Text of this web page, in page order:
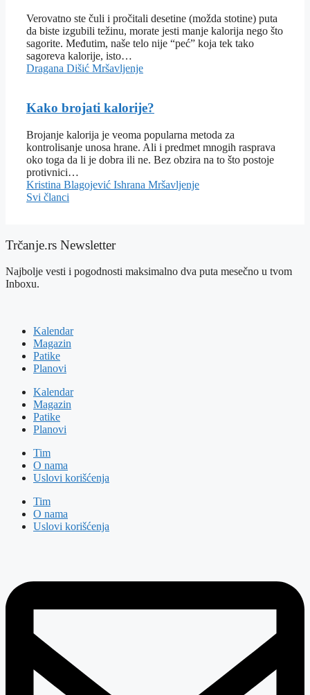
Verovatno ste čuli i pročitali desetine (možda stotine) puta
da biste izgubili težinu, morate jesti manje kalorija nego što
sagorite. Međutim, naše telo nije “peć” koja tek tako
sagoreva kalorije, isto…
Dragana Dišić Mršavljenje
Kako brojati kalorije?
Brojanje kalorija je veoma popularna metoda za
kontrolisanje unosa hrane. Ali i predmet mnogih rasprava
oko toga da li je dobra ili ne. Bez obzira na to što postoje
protivnici…
Kristina Blagojević Ishrana Mršavljenje
Svi članci
Trčanje.rs Newsletter
Najbolje vesti i pogodnosti maksimalno dva puta mesečno u tvom
Inboxu.
Kalendar
Magazin
Patike
Planovi
Kalendar
Magazin
Patike
Planovi
Tim
O nama
Uslovi korišćenja
Tim
O nama
Uslovi korišćenja